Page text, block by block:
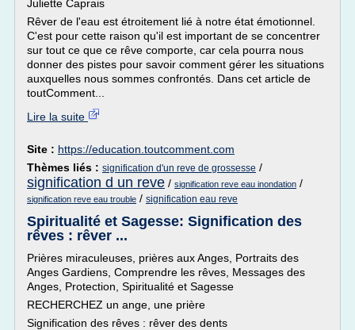
Juliette Caprais
Rêver de l'eau est étroitement lié à notre état émotionnel.
C'est pour cette raison qu'il est important de se concentrer
sur tout ce que ce rêve comporte, car cela pourra nous
donner des pistes pour savoir comment gérer les situations
auxquelles nous sommes confrontés. Dans cet article de
toutComment...
Lire la suite
Site : https://education.toutcomment.com
Thèmes liés : signification d'un reve de grossesse /
signification d un reve / signification reve eau inondation /
signification reve eau trouble / signification eau reve
Spiritualité et Sagesse: Signification des
rêves : rêver ...
Prières miraculeuses, prières aux Anges, Portraits des
Anges Gardiens, Comprendre les rêves, Messages des
Anges, Protection, Spiritualité et Sagesse
RECHERCHEZ un ange, une prière
Signification des rêves : rêver des dents